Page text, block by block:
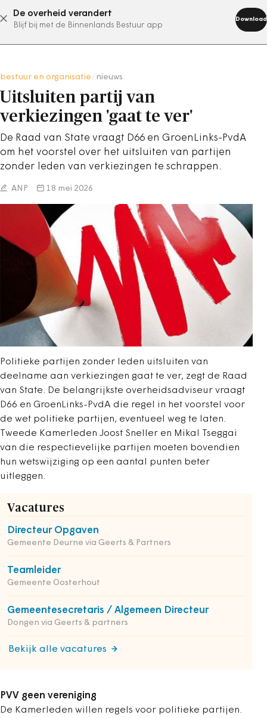
De overheid verandert
Blijf bij met de Binnenlands Bestuur app
Download
abonneer nu
bestuur en organisatie nieuws
Uitsluiten partij van
verkiezingen 'gaat te ver'
De Raad van State vraagt D66 en GroenLinks-PvdA
om het voorstel over het uitsluiten van partijen
zonder leden van verkiezingen te schrappen.
ANP 18 mei 2026
Politieke partijen zonder leden uitsluiten van
deelname aan verkiezingen gaat te ver, zegt de Raad
van State. De belangrijkste overheidsadviseur vraagt
D66 en GroenLinks-PvdA die regel in het voorstel voor
de wet politieke partijen, eventueel weg te laten.
Tweede Kamerleden Joost Sneller en Mikal Tseggai
van die respectievelijke partijen moeten bovendien
hun wetswijziging op een aantal punten beter
uitleggen.
Vacatures
Directeur Opgaven
Gemeente Deurne via Geerts & Partners
Teamleider
Gemeente Oosterhout
Gemeentesecretaris / Algemeen Directeur
Dongen via Geerts & partners
Bekijk alle vacatures
PVV geen vereniging
De Kamerleden willen regels voor politieke partijen.